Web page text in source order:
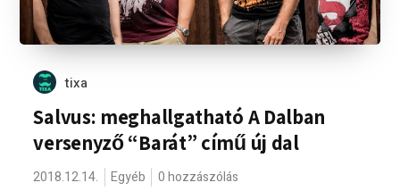
tixa
Salvus: meghallgatható A Dalban
versenyző “Barát” című új dal
2018.12.14. Egyéb 0 hozzászólás